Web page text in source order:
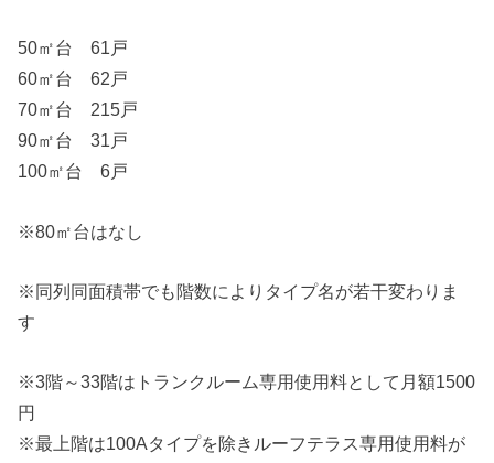
50㎡台 61戸
60㎡台 62戸
70㎡台 215戸
90㎡台 31戸
100㎡台 6戸
※80㎡台はなし
※同列同面積帯でも階数によりタイプ名が若干変わりま
す
※3階～33階はトランクルーム専用使用料として月額1500
円
※最上階は100Aタイプを除きルーフテラス専用使用料が